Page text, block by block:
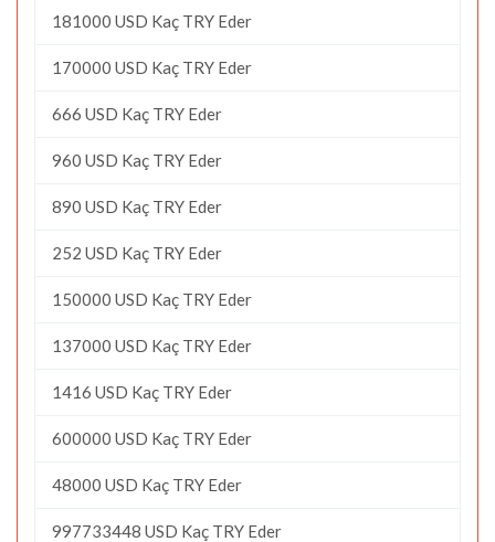
181000 USD Kaç TRY Eder
170000 USD Kaç TRY Eder
666 USD Kaç TRY Eder
960 USD Kaç TRY Eder
890 USD Kaç TRY Eder
252 USD Kaç TRY Eder
150000 USD Kaç TRY Eder
137000 USD Kaç TRY Eder
1416 USD Kaç TRY Eder
600000 USD Kaç TRY Eder
48000 USD Kaç TRY Eder
997733448 USD Kaç TRY Eder